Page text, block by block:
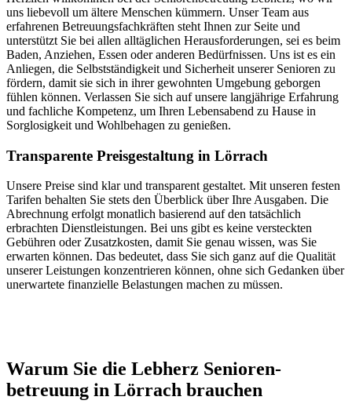
uns liebevoll um ältere Menschen kümmern. Unser Team aus
erfahrenen Betreuungsfachkräften steht Ihnen zur Seite und
unterstützt Sie bei allen alltäglichen Herausforderungen, sei es beim
Baden, Anziehen, Essen oder anderen Bedürfnissen. Uns ist es ein
Anliegen, die Selbstständigkeit und Sicherheit unserer Senioren zu
fördern, damit sie sich in ihrer gewohnten Umgebung geborgen
fühlen können. Verlassen Sie sich auf unsere langjährige Erfahrung
und fachliche Kompetenz, um Ihren Lebensabend zu Hause in
Sorglosigkeit und Wohlbehagen zu genießen.
Transparente Preisgestaltung in Lörrach
Unsere Preise sind klar und transparent gestaltet. Mit unseren festen
Tarifen behalten Sie stets den Überblick über Ihre Ausgaben. Die
Abrechnung erfolgt monatlich basierend auf den tatsächlich
erbrachten Dienstleistungen. Bei uns gibt es keine versteckten
Gebühren oder Zusatzkosten, damit Sie genau wissen, was Sie
erwarten können. Das bedeutet, dass Sie sich ganz auf die Qualität
unserer Leistungen konzentrieren können, ohne sich Gedanken über
unerwartete finanzielle Belastungen machen zu müssen.
Warum Sie die Lebherz Senioren­
betreuung in Lörrach brauchen